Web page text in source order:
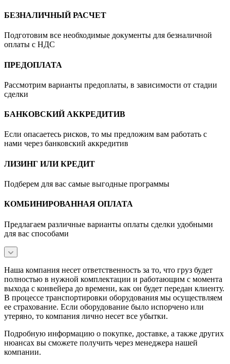
БЕЗНАЛИЧНЫЙ РАСЧЕТ
Подготовим все необходимые документы для безналичной
оплаты с НДС
ПРЕДОПЛАТА
Рассмотрим варианты предоплаты, в зависимости от стадии
сделки
БАНКОВСКИЙ АККРЕДИТИВ
Если опасаетесь рисков, то мы предложим вам работать с
нами через банковский аккредитив
ЛИЗИНГ ИЛИ КРЕДИТ
Подберем для вас самые выгодные программы
КОМБИНИРОВАННАЯ ОПЛАТА
Предлагаем различные варианты оплаты сделки удобными
для вас способами
Наша компания несет ответственность за то, что груз будет
полностью в нужной комплектации и работающим с момента
выхода с конвейера до времени, как он будет передан клиенту.
В процессе транспортировки оборудования мы осуществляем
ее страхование. Если оборудование было испорчено или
утеряно, то компания лично несет все убытки.
Подробную информацию о покупке, доставке, а также других
нюансах вы сможете получить через менеджера нашей
компании.